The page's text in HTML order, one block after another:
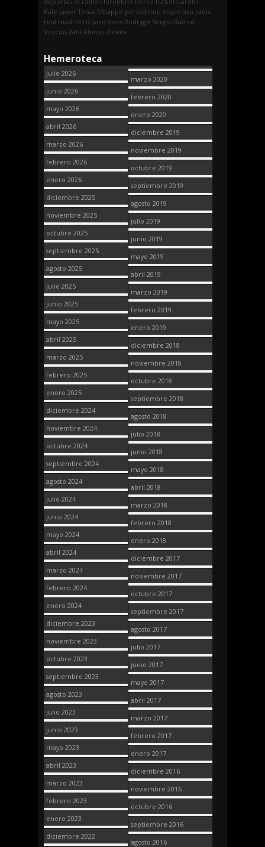
Bale Javier Tebas Mbappe periodismo deportivo radio
real madrid richard dees Rodrygo Sergio Ramos
Vinicius Xabi Alonso Zidane
Hemeroteca
julio 2026
junio 2026
mayo 2026
abril 2026
marzo 2026
febrero 2026
enero 2026
diciembre 2025
noviembre 2025
octubre 2025
septiembre 2025
agosto 2025
julio 2025
junio 2025
mayo 2025
abril 2025
marzo 2025
febrero 2025
enero 2025
diciembre 2024
noviembre 2024
octubre 2024
septiembre 2024
agosto 2024
julio 2024
junio 2024
mayo 2024
abril 2024
marzo 2024
febrero 2024
enero 2024
diciembre 2023
noviembre 2023
octubre 2023
septiembre 2023
agosto 2023
julio 2023
junio 2023
mayo 2023
abril 2023
marzo 2023
febrero 2023
enero 2023
diciembre 2022
marzo 2020
febrero 2020
enero 2020
diciembre 2019
noviembre 2019
octubre 2019
septiembre 2019
agosto 2019
julio 2019
junio 2019
mayo 2019
abril 2019
marzo 2019
febrero 2019
enero 2019
diciembre 2018
noviembre 2018
octubre 2018
septiembre 2018
agosto 2018
julio 2018
junio 2018
mayo 2018
abril 2018
marzo 2018
febrero 2018
enero 2018
diciembre 2017
noviembre 2017
octubre 2017
septiembre 2017
agosto 2017
julio 2017
junio 2017
mayo 2017
abril 2017
marzo 2017
febrero 2017
enero 2017
diciembre 2016
noviembre 2016
octubre 2016
septiembre 2016
agosto 2016